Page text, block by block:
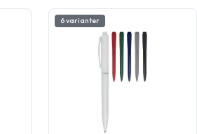
m.
perlemorsfarvet cylinder med
sølvkanter, en sort stylus og et blødt
greb til behagelig skrivning. Pennen
er lavet af RCS certificeret,
genvundet ABS plast, hvilket
reducerer brugen af nye materialer,
samtidig med at den bevarer
6 varianter